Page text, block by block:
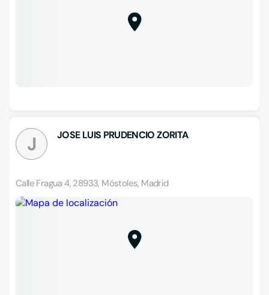
J JOSE LUIS PRUDENCIO ZORITA
Calle Fragua 4, 28933, Móstoles, Madrid